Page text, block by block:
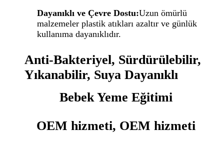
Dayanıklı ve Çevre Dostu:Uzun ömürlü
malzemeler plastik atıkları azaltır ve günlük
kullanıma dayanıklıdır.
Anti-Bakteriyel, Sürdürülebilir,
Yıkanabilir, Suya Dayanıklı
Bebek Yeme Eğitimi
OEM hizmeti, OEM hizmeti